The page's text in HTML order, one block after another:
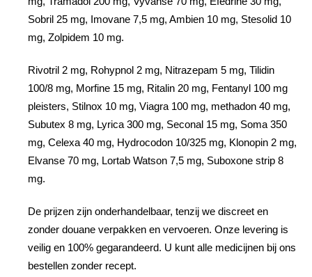
Sobril 25 mg, Imovane 7,5 mg, Ambien 10 mg, Stesolid 10
mg, Zolpidem 10 mg.
Rivotril 2 mg, Rohypnol 2 mg, Nitrazepam 5 mg, Tilidin
100/8 mg, Morfine 15 mg, Ritalin 20 mg, Fentanyl 100 mg
pleisters, Stilnox 10 mg, Viagra 100 mg, methadon 40 mg,
Subutex 8 mg, Lyrica 300 mg, Seconal 15 mg, Soma 350
mg, Celexa 40 mg, Hydrocodon 10/325 mg, Klonopin 2 mg,
Elvanse 70 mg, Lortab Watson 7,5 mg, Suboxone strip 8
mg.
De prijzen zijn onderhandelbaar, tenzij we discreet en
zonder douane verpakken en vervoeren. Onze levering is
veilig en 100% gegarandeerd. U kunt alle medicijnen bij ons
bestellen zonder recept.